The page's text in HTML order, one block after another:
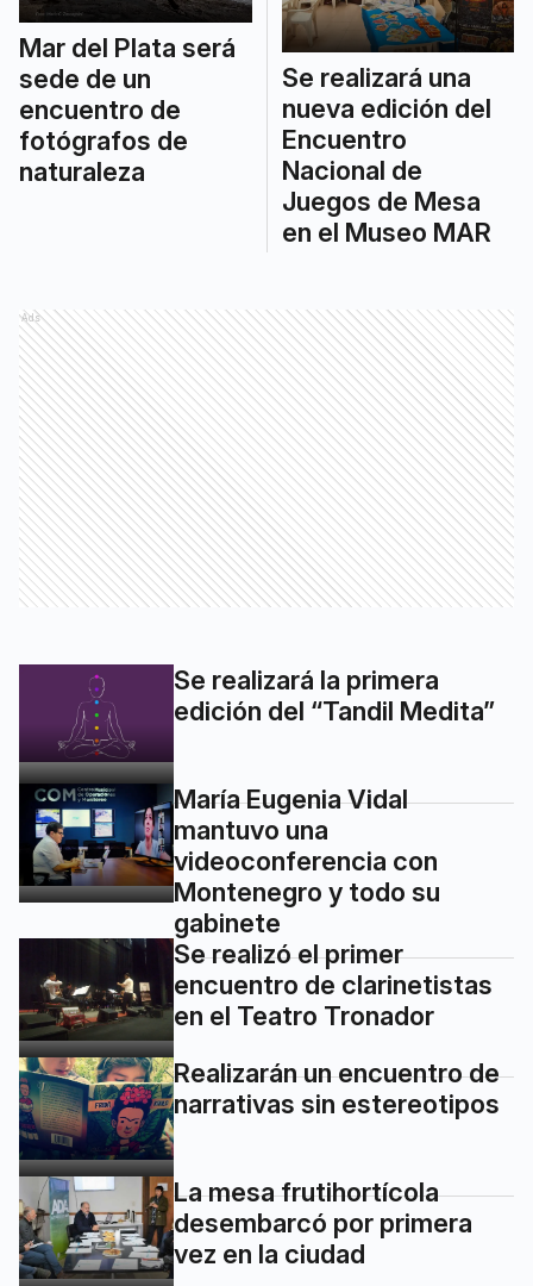
Mar del Plata será
sede de un
encuentro de
fotógrafos de
naturaleza
Se realizará una
nueva edición del
Encuentro
Nacional de
Juegos de Mesa
en el Museo MAR
Ads
Se realizará la primera
edición del “Tandil Medita”
María Eugenia Vidal
mantuvo una
videoconferencia con
Montenegro y todo su
gabinete
Se realizó el primer
encuentro de clarinetistas
en el Teatro Tronador
Realizarán un encuentro de
narrativas sin estereotipos
La mesa frutihortícola
desembarcó por primera
vez en la ciudad